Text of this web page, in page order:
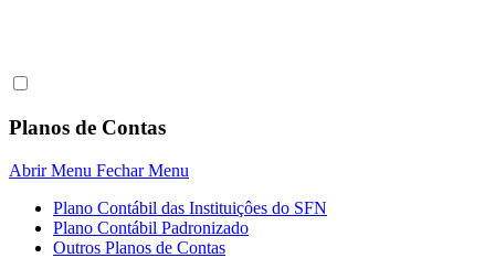
Planos de Contas
Abrir Menu Fechar Menu
Plano Contábil das Instituiçôes do SFN
Plano Contábil Padronizado
Outros Planos de Contas